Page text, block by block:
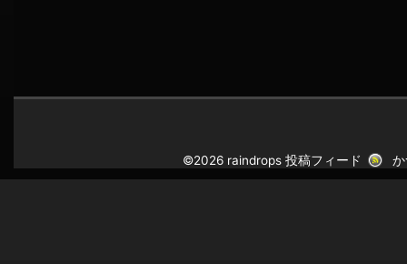
©2026 raindrops投稿フィード